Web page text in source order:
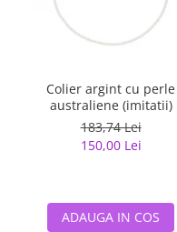
Colier argint cu perle
australiene (imitatii)
183,74 Lei
150,00 Lei
ADAUGA IN COS